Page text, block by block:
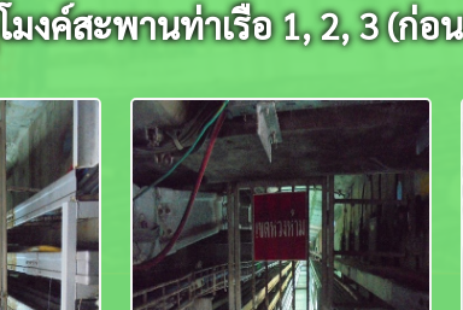
งค์สะพานท่าเรือ 1, 2, 3 (ก่อ